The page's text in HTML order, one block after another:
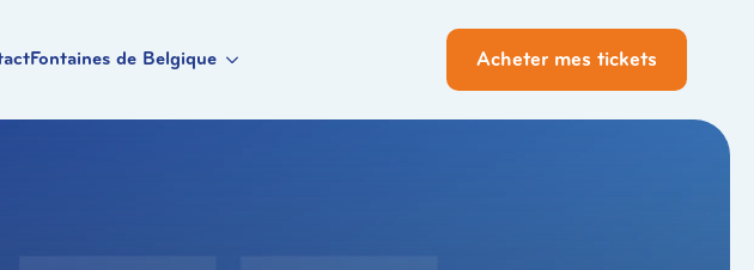
Fontaines de Belgique Acheter mes tickets